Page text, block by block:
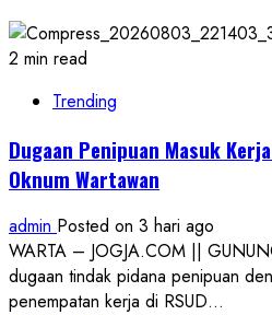
2 min read
Trending
Dugaan Penipuan Masuk
Oknum Wartawan
admin Posted on 3 hari ago
WARTA – JOGJA.COM ||
dugaan tindak pidana penipuan
penempatan kerja di RSUD...